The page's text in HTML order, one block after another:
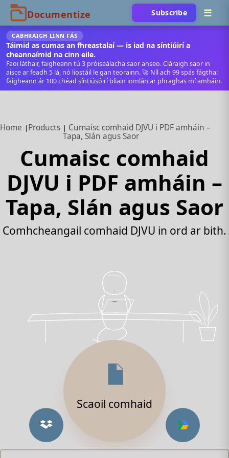
Subscribe
CABHRAIGH LINN FÁS
Táimid as cumas an fhreastalaí — is iad na síntiúirí a
cheannaímid na cinn eile.
Faoi láthair, faigheann tú 3 próiseálacha saor anseo. Cláraigh saor in
aisce ar feadh 5 lá, nó liostáil le gan teorainn. 🚀 Níl ach 99 spás fágtha:
faigheann ár 100 chéad síntiúsóirí bliain iomlán ar phraghas mí amháin.
Home Products
Cumaisc comhaid DJVU i PDF amháin –
Tapa, Slán agus Saor
Cumaisc comhaid
DJVU i PDF amháin –
Tapa, Slán agus Saor
Comhcheangail comhaid DJVU in ord ar bith.
Scaoil comhaid